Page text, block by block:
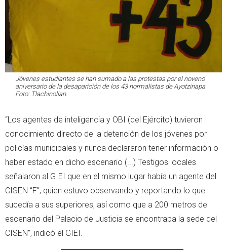
Jóvenes estudiantes se han sumado a las protestas por el noveno
aniversario de la desaparición de los 43 normalistas de Ayotzinapa.
Foto: Tlachinollan.
“Los agentes de inteligencia y OBI (del Ejército) tuvieron
conocimiento directo de la detención de los jóvenes por
policías municipales y nunca declararon tener información o
haber estado en dicho escenario (...) Testigos locales
señalaron al GIEI que en el mismo lugar había un agente del
CISEN “F”, quien estuvo observando y reportando lo que
sucedía a sus superiores, así como que a 200 metros del
escenario del Palacio de Justicia se encontraba la sede del
CISEN”, indicó el GIEI.